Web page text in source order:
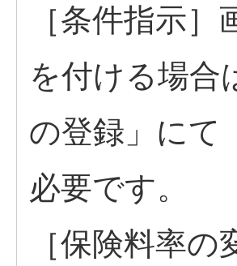
［条件指示
を付ける場合
の登録」にて
必要です。
［保険料率